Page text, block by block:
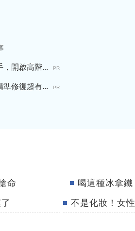
，開啟高階... PR
準修復超有... PR
命 喝這種冰拿
不是化妝！女